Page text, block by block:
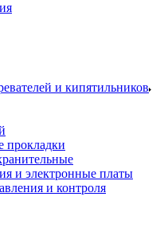
и кипятильников
прокладки
и электронные платы
и контроля